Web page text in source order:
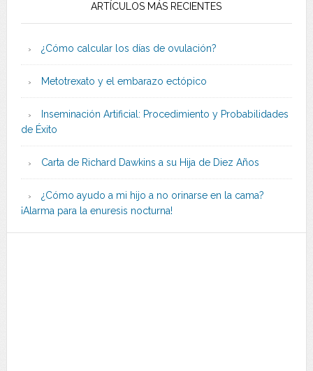
ARTÍCULOS MÁS RECIENTES
¿Cómo calcular los días de ovulación?
Metotrexato y el embarazo ectópico
Inseminación Artificial: Procedimiento y Probabilidades
de Éxito
Carta de Richard Dawkins a su Hija de Diez Años
¿Cómo ayudo a mi hijo a no orinarse en la cama?
¡Alarma para la enuresis nocturna!